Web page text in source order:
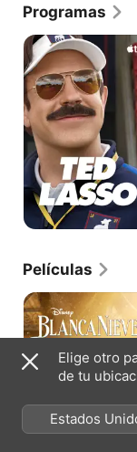
Programas
Ted
Lasso
Películas
Blanca
Nieves
de
Elige otro
de tu
Estados
México)